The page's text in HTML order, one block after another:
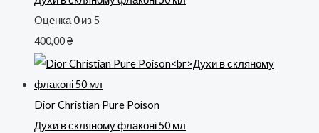
Оценка 0из 5
400,00₴
Dior Christian Pure Poison
Духи в скляному флаконі 50 мл